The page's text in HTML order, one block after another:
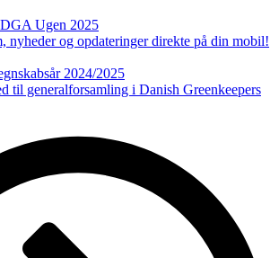
Ugen 2025
nyheder og opdateringer direkte på din mobil!
2024/2025
til generalforsamling i Danish Greenkeepers